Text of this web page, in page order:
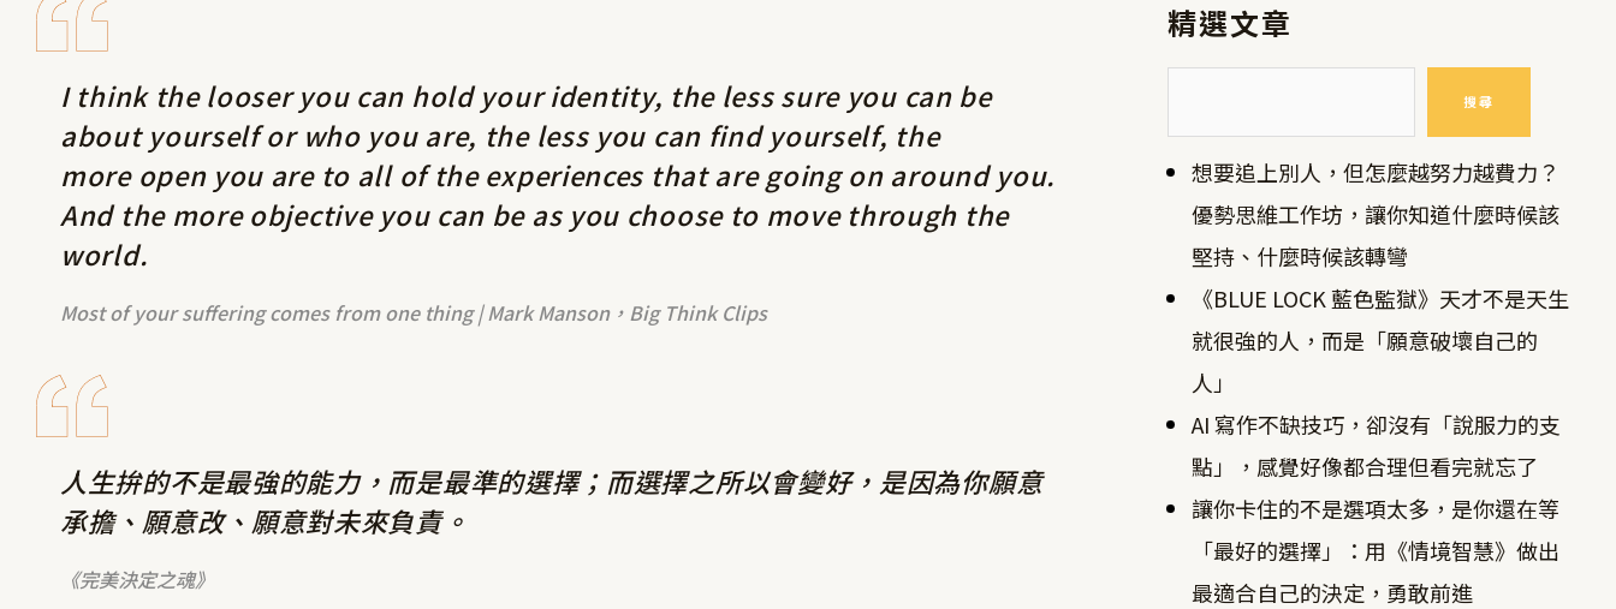
I think the looser you can hold your identity, the less sure you can be
about yourself or who you are, the less you can find yourself, the
more open you are to all of the experiences that are going on around you.
And the more objective you can be as you choose to move through the
world.
Most of your suffering comes from one thing | Mark Manson，Big Think Clips
人生拚的不是最強的能力，而是最準的選擇；而選擇之所以會變好，是因為你願意
承擔、願意改、願意對未來負責。
《完美決定之魂》
精選文章
搜尋
想要追上別人，但怎麼越努力越費力？
優勢思維工作坊，讓你知道什麼時候該
堅持、什麼時候該轉彎
《BLUE LOCK 藍色監獄》天才不是天生
就很強的人，而是「願意破壞自己的
人」
AI 寫作不缺技巧，卻沒有「說服力的支
點」，感覺好像都合理但看完就忘了
讓你卡住的不是選項太多，是你還在等
「最好的選擇」：用《情境智慧》做出
最適合自己的決定，勇敢前進